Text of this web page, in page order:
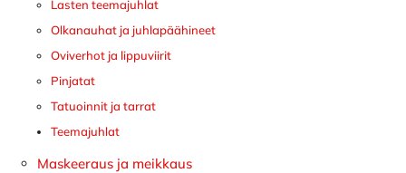
Lasten teemajuhlat
Olkanauhat ja juhlapäähineet
Oviverhot ja lippuviirit
Pinjatat
Tatuoinnit ja tarrat
Teemajuhlat
Maskeeraus ja meikkaus